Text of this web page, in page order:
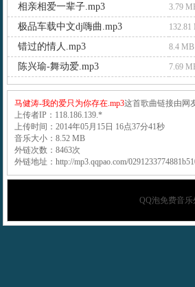
相亲相爱一辈子.mp3
3.79
极品车载中文dj嗨曲.mp3
132.81
错过的情人.mp3
8.4 MB
陈兴瑜-舞动爱.mp3
7.69
马健涛-我的爱只为你存在.mp3这首歌曲链接由网
上传者IP：118.186.139.*
上传时间：2014年05月15日 16点37分41秒
音乐大小：8.52 MB
外链次数：8463次
外链地址：http://mp3.qqpao.com/
QQ泡免费音乐